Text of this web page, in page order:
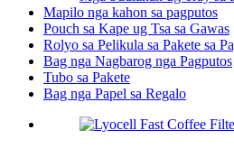
Mapilo nga kahon sa pagputos
Pouch sa Kape ug Tsa sa Gawas
Rolyo sa Pelikula sa Pakete sa
Bag nga Nagbarog nga Pagputos
Tubo sa Pakete
Bag nga Papel sa Regalo